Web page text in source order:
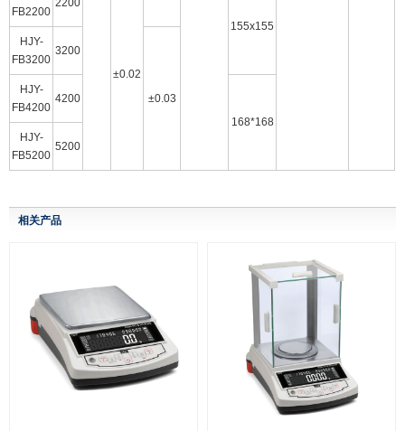
FB2200
2200
±0.02
155x155
HJY-
FB3200
3200
±0.03
HJY-
FB4200
4200
168*168
HJY-
FB5200
5200
相关产品